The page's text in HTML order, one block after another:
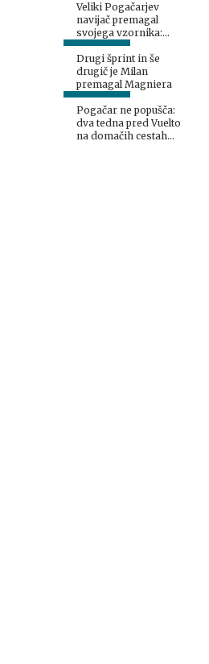
Veliki Pogačarjev
navijač premagal
svojega vzornika:
Življenjski cilj izpolnjen
Drugi šprint in še
drugič je Milan
premagal Magniera
Pogačar ne popušča:
dva tedna pred Vuelto
na domačih cestah